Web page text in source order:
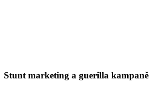
Stunt marketing a guerilla kampaně